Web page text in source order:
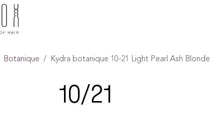
Botanique Kydra botanique 10-21 Light Pearl Ash Blonde